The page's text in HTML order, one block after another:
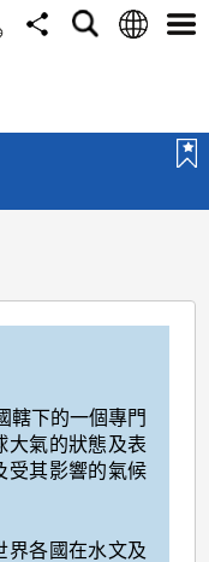
分
搜
語
選
轄下的一個專門
大氣的狀態及表
受其影響的氣候
界各國在水文及